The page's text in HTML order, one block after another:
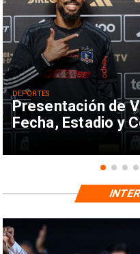
Presentación de
Fecha, Estadio y
DEPORTES